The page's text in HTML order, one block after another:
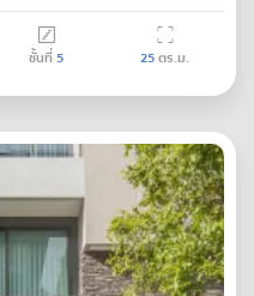
ชั้นที่5 25ตร.ม.